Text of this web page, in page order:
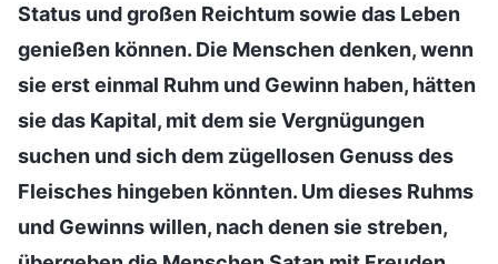
Status und großen Reichtum sowie das Leben
genießen können. Die Menschen denken, wenn
sie erst einmal Ruhm und Gewinn haben, hätten
sie das Kapital, mit dem sie Vergnügungen
suchen und sich dem zügellosen Genuss des
Fleisches hingeben könnten. Um dieses Ruhms
und Gewinns willen, nach denen sie streben,